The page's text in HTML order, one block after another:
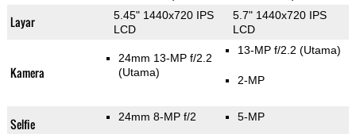
Layar
5.45" 1440x720 IPS
LCD
5.7" 1440x720 IPS
LCD
Kamera
24mm 13-MP f/2.2
(Utama)
13-MP f/2.2 (Utama)
2-MP
Selfie 24mm 8-MP f/2 5-MP